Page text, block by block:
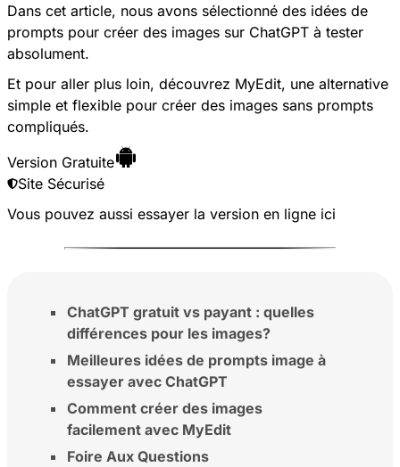
Dans cet article, nous avons sélectionné des idées de
prompts pour créer des images sur ChatGPT à tester
absolument.
Et pour aller plus loin, découvrez MyEdit, une alternative
simple et flexible pour créer des images sans prompts
compliqués.
Version Gratuite
Site Sécurisé
Vous pouvez aussi essayer la version en ligne ici
ChatGPT gratuit vs payant : quelles
différences pour les images?
Meilleures idées de prompts image à
essayer avec ChatGPT
Comment créer des images
facilement avec MyEdit
Foire Aux Questions